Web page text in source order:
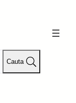
Cauta